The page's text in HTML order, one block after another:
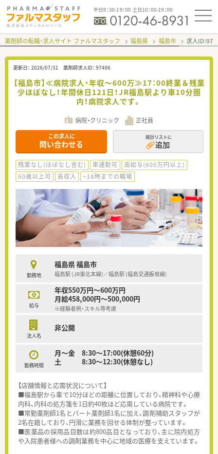
平日9：30-19：00 土日10：00-19：00
薬剤師の転職・求人サイト ファルマスタッフ 福島県 福島市 求人ID：
更新日： 2026/07/31 薬剤師求人ID： 97406
【福島市】≪病院求人・年収～600万≫17：00終業＆残業
少ほぼなし！年間休日121日！JR福島駅より車10分圏
内！病院求人です。
病院・クリニック 正社員
この求人に
問い合わせる
検討リストに
追加
残業なし(ほぼなし含む) 車通勤可
高給与(600万円以上)
60歳以上可
高収入 ~18時までの職場
勤務地
福島県 福島市
福島駅 (JR東北本線)／福島駅 (福島交通飯坂線)
給与
年収550万円～600万円
月給458,000円～500,000円
※経験者例・スキル等考慮
法人名
非公開
勤務時間
月～金 8:30～17:00(休憩60分)
土 8:30～12:30(休憩なし)
【店舗情報と応需状況について】
■福島駅から車で10分ほどの距離に位置しており、精神科や心療
内科、内科の処方箋を1日約40枚ほど応需している病院です。
■常勤薬剤師1名とパート薬剤師1名に加え、調剤補助スタッフが
2名在籍しており、円滑に業務を回せる体制が整っています。
■医薬品の採用品目数は約800品目となっており、主に院内処方
や入院患者様への調剤業務を中心に地域の医療を支えています。